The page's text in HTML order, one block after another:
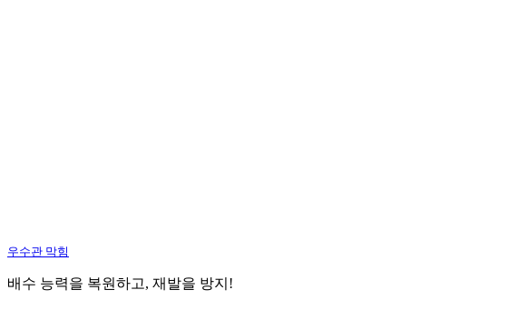
우수관 막힘
배수 능력을 복원하고, 재발을 방지!